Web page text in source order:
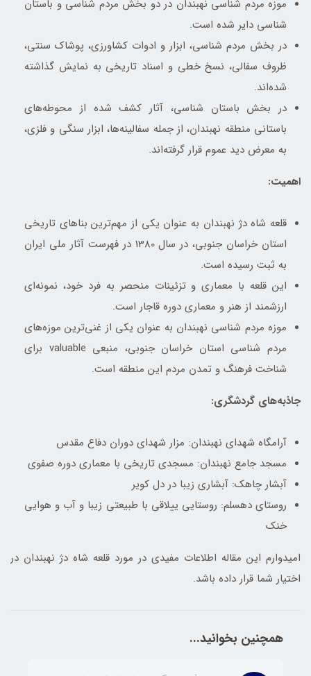
موزه مردم شناسی نهبندان در دو بخش مردم شناسی و باستان
شناسی دایر شده است.
در بخش مردم شناسی، ابزار و ادوات کشاورزی، پوشاک سنتی،
ظروف سفالی، نسخ خطی و اسناد تاریخی به نمایش گذاشته
شده‌اند.
در بخش باستان شناسی، آثار کشف شده از محوطه‌های
باستانی منطقه نهبندان، از جمله سفالینه‌ها، ابزار سنگی و فلزی،
به معرض دید عموم قرار گرفته‌اند.
اهمیت:
قلعه شاه دژ نهبندان به عنوان یکی از مهم‌ترین بناهای تاریخی
استان خراسان جنوبی، در سال 1380 در فهرست آثار ملی ایران
به ثبت رسیده است.
این قلعه با معماری و تزئینات منحصر به فرد خود، نمونه‌ای
ارزشمند از هنر و معماری دوره قاجار است.
موزه مردم شناسی نهبندان به عنوان یکی از غنی‌ترین موزه‌های
مردم شناسی استان خراسان جنوبی، منبعی valuable برای
شناخت فرهنگ و تمدن مردم این منطقه است.
جاذبه‌های گردشگری:
آرامگاه شهدای نهبندان: مزار شهدای دوران دفاع مقدس
مسجد جامع نهبندان: مسجدی تاریخی با معماری دوره صفوی
آبشار چاهک: آبشاری زیبا در دل کویر
روستای دهسلم: روستایی ییلاقی با طبیعتی زیبا و آب و هوایی
خنک
امیدوارم این مقاله اطلاعات مفیدی در مورد قلعه شاه دژ نهبندان در
اختیار شما قرار داده باشد.
همچنین بخوانید...